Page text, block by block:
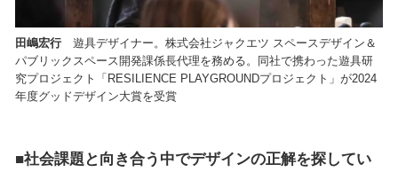
田嶋宏行 遊具デザイナー。株式会社ジャクエツ スペースデザイン＆
パブリックスペース開発課係長代理を務める。同社で携わった遊具研
究プロジェクト「RESILIENCE PLAYGROUNDプロジェクト」が2024
年度グッドデザイン大賞を受賞
■社会課題と向き合う中でデザインの正解を探してい